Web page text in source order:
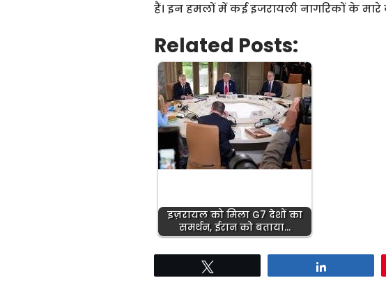
हैं। इन हमलों में कई इजरायली नागरिकों के मारे
Related Posts:
इज़रायल को मिला G7 देशों का
समर्थन, ईरान को बताया…